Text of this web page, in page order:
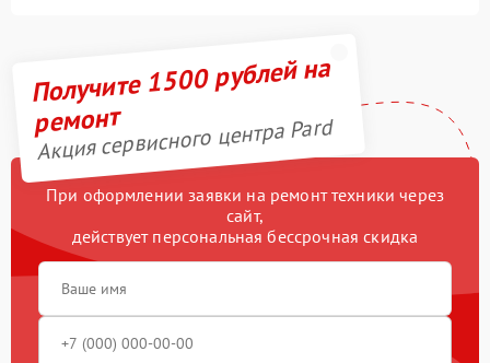
Получите 1500 рублей на
ремонт
Акция сервисного центра Pard
При оформлении заявки на ремонт техники через
сайт,
действует персональная бессрочная скидка